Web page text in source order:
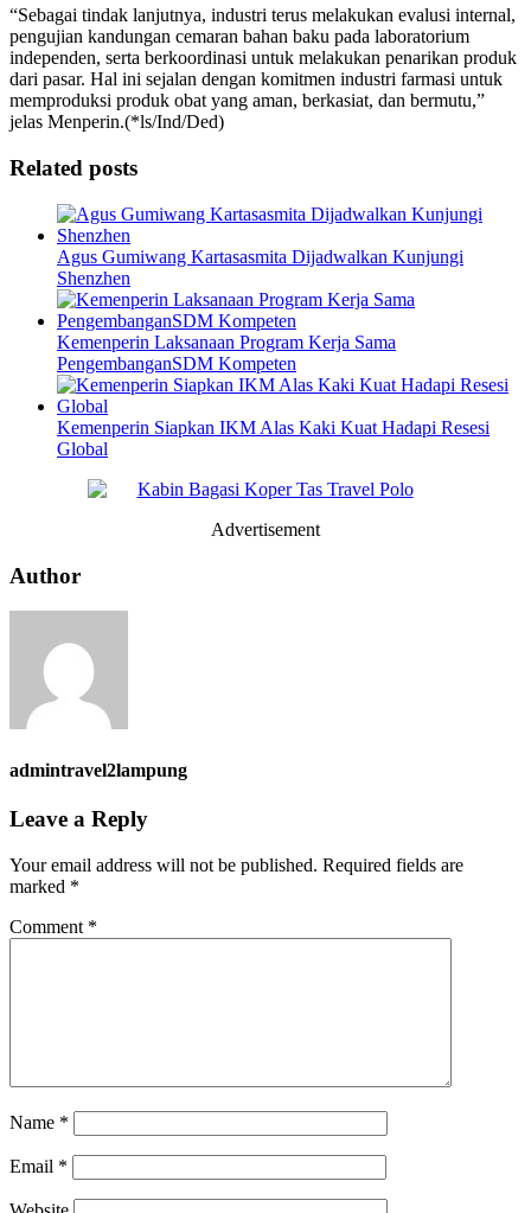
“Sebagai tindak lanjutnya, industri terus melakukan evalusi internal,
pengujian kandungan cemaran bahan baku pada laboratorium
independen, serta berkoordinasi untuk melakukan penarikan produk
dari pasar. Hal ini sejalan dengan komitmen industri farmasi untuk
memproduksi produk obat yang aman, berkasiat, dan bermutu,”
jelas Menperin.(*ls/Ind/Ded)
Related posts
Agus Gumiwang Kartasasmita Dijadwalkan Kunjungi
Shenzhen
Kemenperin Laksanaan Program Kerja Sama
PengembanganSDM Kompeten
Kemenperin Siapkan IKM Alas Kaki Kuat Hadapi Resesi
Global
Advertisement
Author
admintravel2lampung
Leave a Reply
Your email address will not be published. Required fields are
marked *
Comment *
Name *
Email *